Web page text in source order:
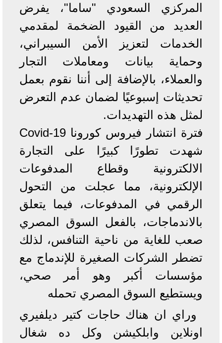
المركزي السعودي "ساما"، يفرض
العديد من القيود الضخمة لمقدمي
الخدمات لتعزيز الأمن السيبراني،
وحماية بيانات ومعاملات التجار
والعملاء، بالإضافة إلى أننا نقوم بعمل
تحديثات إسبوعيًا لضمان عدم التعرض
لمثل هذه التهديدات.
فترة انتشار فيروس كورونا Covid-19
شهدت تطورًا كبيرًا على التجارة
الالكترونية وقطاع المدفوعات
الإلكترونية، مما عجلت من التحول
الرقمي في المدفوعات، فيما يتعلق
بالاندماجات، بالفعل السوق المصري
صعب للغاية من ناحية التنافس، لذلك
تضطر الشركات الصغيرة للإندماج مع
مؤسسات أكبر وهو أمر صحي،
ويستطيع السوق المصري تحمله
وراي ان هناك حاجات كتير ديلفيري
اونلاين وابلكيشن وكل ده شغال